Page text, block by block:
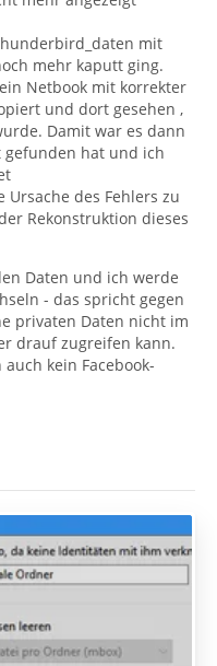
mit
mehr kaputt ging.
Netbook mit korrekter
und dort gesehen ,
Damit war es dann
gefunden hat und ich
des Fehlers zu
Rekonstruktion dieses
Daten und ich werde
- das spricht gegen
privaten Daten nicht im
drauf zugreifen kann.
kein Facebook-